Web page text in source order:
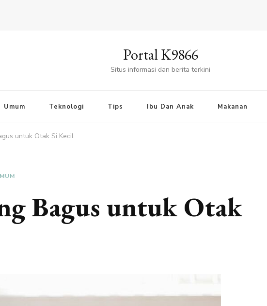
Portal K9866
Situs informasi dan berita terkini
Umum Teknologi Tips Ibu Dan Anak Makanan
untuk Otak Si Kecil
Bagus untuk Otak